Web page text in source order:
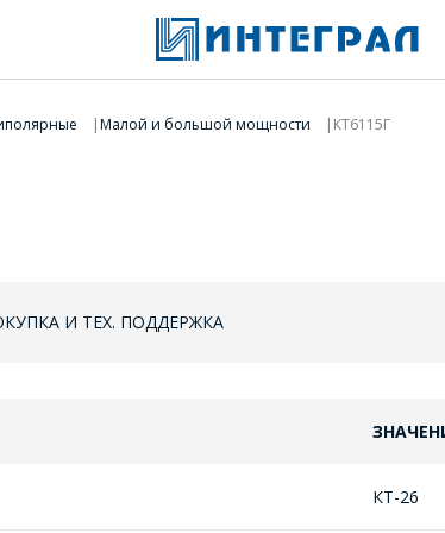
Малой и большой мощности КТ6115Г
И ТЕХ. ПОДДЕРЖКА
КТ-26